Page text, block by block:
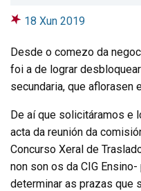
18 Xun 2019
Desde o comezo da
foi a de lograr
secundaria, que aflorasen
De aí que solicitáramos e
acta da reunión da
Concurso Xeral de
non son os da CIG
determinar as prazas que